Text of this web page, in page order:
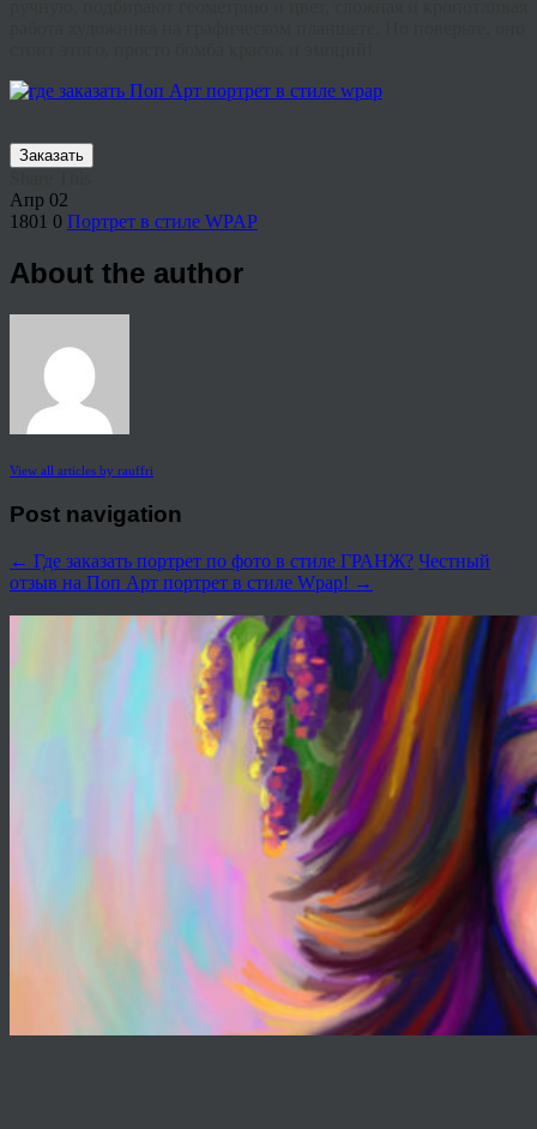
Заказать
Апр 02
1801 0 Портрет в стиле WPAP
About the author
View all articles by rauffri
Post navigation
← Где заказать портрет по фото в стиле ГРАНЖ? Честный
отзыв на Поп Арт портрет в стиле Wpap! →